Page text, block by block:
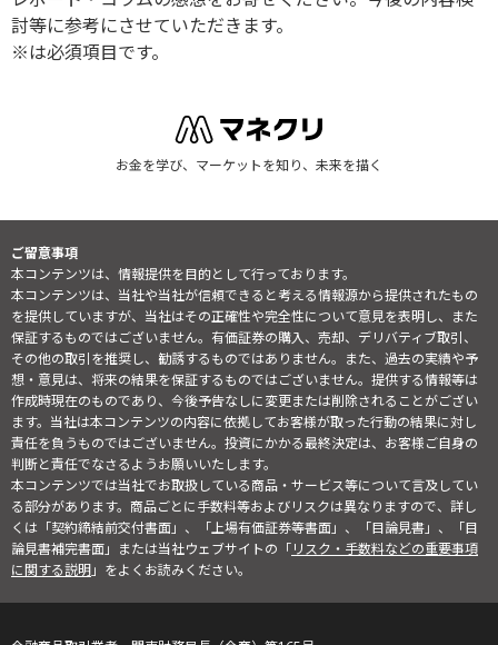
討等に参考にさせていただきます。
※は必須項目です。
お金を学び、マーケットを知り、未来を描く
ご留意事項
本コンテンツは、情報提供を目的として行っております。
本コンテンツは、当社や当社が信頼できると考える情報源から提供されたもの
を提供していますが、当社はその正確性や完全性について意見を表明し、また
保証するものではございません。有価証券の購入、売却、デリバティブ取引、
その他の取引を推奨し、勧誘するものではありません。また、過去の実績や予
想・意見は、将来の結果を保証するものではございません。提供する情報等は
作成時現在のものであり、今後予告なしに変更または削除されることがござい
ます。当社は本コンテンツの内容に依拠してお客様が取った行動の結果に対し
責任を負うものではございません。投資にかかる最終決定は、お客様ご自身の
判断と責任でなさるようお願いいたします。
本コンテンツでは当社でお取扱している商品・サービス等について言及してい
る部分があります。商品ごとに手数料等およびリスクは異なりますので、詳し
くは「契約締結前交付書面」、「上場有価証券等書面」、「目論見書」、「目
論見書補完書面」または当社ウェブサイトの「リスク・手数料などの重要事項
に関する説明」をよくお読みください。